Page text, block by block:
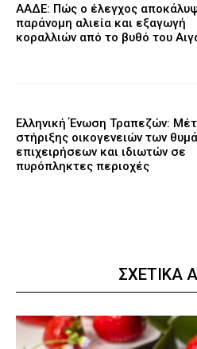
ΑΑΔΕ: Πώς ο έλεγχος
παράνομη αλιεία και εξαγωγή
κοραλλιών από το βυθό του
Ελληνική Ένωση Τραπεζών:
στήριξης οικογενειών των
επιχειρήσεων και ιδιωτών σε
πυρόπληκτες περιοχές
ΣΧΕΤΙΚΑ